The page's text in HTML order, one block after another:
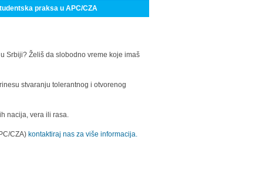
praksa u APC/CZA
Srbiji? Želiš da slobodno vreme koje imaš
stvaranju tolerantnog i otvorenog
nacija, vera ili rasa.
CZA) kontaktiraj nas za više informacija.